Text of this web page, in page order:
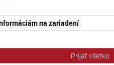
na zariadení
Prijať všetko